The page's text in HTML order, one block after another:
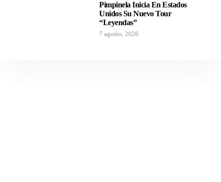
Pimpinela Inicia En Estados
Unidos Su Nuevo Tour
“Leyendas”
7 agosto, 2026